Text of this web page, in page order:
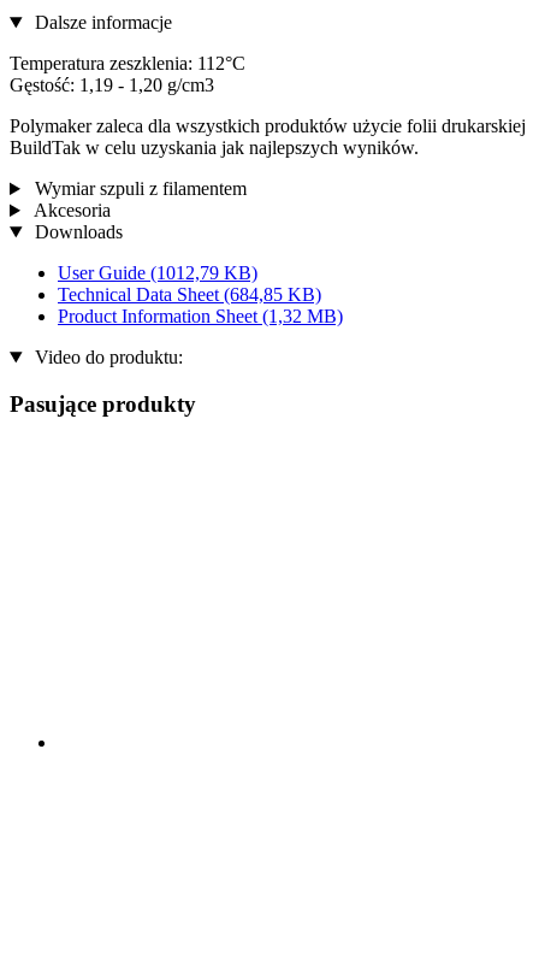
Dalsze informacje
Temperatura zeszklenia: 112°C
Gęstość: 1,19 - 1,20 g/cm3
Polymaker zaleca dla wszystkich produktów użycie folii drukarskiej
BuildTak w celu uzyskania jak najlepszych wyników.
Wymiar szpuli z filamentem
Akcesoria
Downloads
User Guide (1012,79 KB)
Technical Data Sheet (684,85 KB)
Product Information Sheet (1,32 MB)
Video do produktu:
Pasujące produkty